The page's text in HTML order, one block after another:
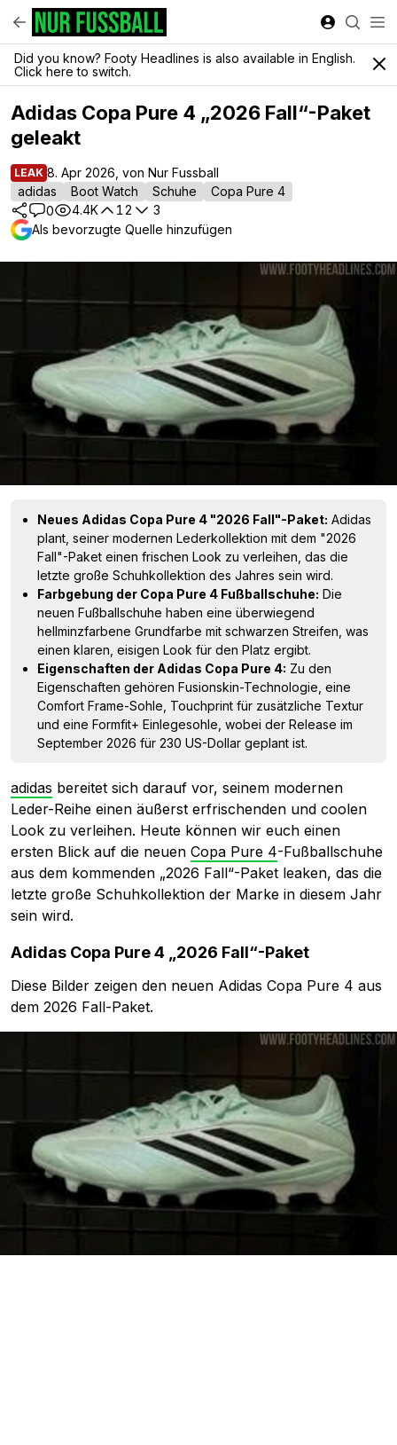
Did you know? Footy Headlines is also available in English.
Click here to switch.
Adidas Copa Pure 4 „2026 Fall“-Paket
geleakt
LEAK 8. Apr 2026, von Nur Fussball
adidas
Boot Watch Schuhe
Copa Pure 4
0
4.4K 12
3
Als bevorzugte Quelle hinzufügen
Neues Adidas Copa Pure 4 "2026 Fall"-Paket: Adidas
plant, seiner modernen Lederkollektion mit dem "2026
Fall"-Paket einen frischen Look zu verleihen, das die
letzte große Schuhkollektion des Jahres sein wird.
Farbgebung der Copa Pure 4 Fußballschuhe: Die
neuen Fußballschuhe haben eine überwiegend
hellminzfarbene Grundfarbe mit schwarzen Streifen, was
einen klaren, eisigen Look für den Platz ergibt.
Eigenschaften der Adidas Copa Pure 4: Zu den
Eigenschaften gehören Fusionskin-Technologie, eine
Comfort Frame-Sohle, Touchprint für zusätzliche Textur
und eine Formfit+ Einlegesohle, wobei der Release im
September 2026 für 230 US-Dollar geplant ist.
adidas bereitet sich darauf vor, seinem modernen
Leder-Reihe einen äußerst erfrischenden und coolen
Look zu verleihen. Heute können wir euch einen
ersten Blick auf die neuen Copa Pure 4-Fußballschuhe
aus dem kommenden „2026 Fall“-Paket leaken, das die
letzte große Schuhkollektion der Marke in diesem Jahr
sein wird.
Adidas Copa Pure 4 „2026 Fall“-Paket
Diese Bilder zeigen den neuen Adidas Copa Pure 4 aus
dem 2026 Fall-Paket.